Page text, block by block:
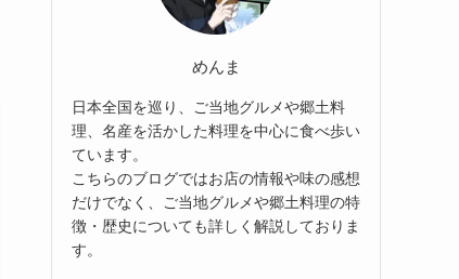
めんま
日本全国を巡り、ご当地グルメや郷土料
理、名産を活かした料理を中心に食べ歩い
ています。
こちらのブログではお店の情報や味の感想
だけでなく、ご当地グルメや郷土料理の特
徴・歴史についても詳しく解説しておりま
す。